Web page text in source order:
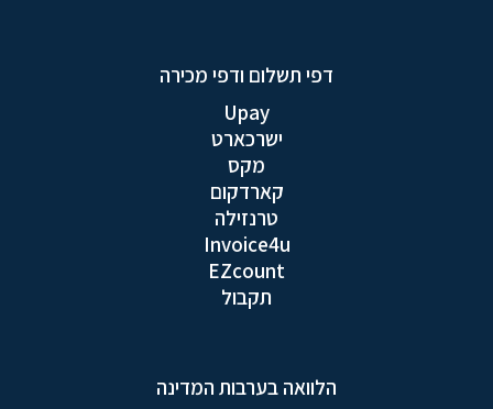
דפי תשלום ודפי מכירה
Upay
ישרכארט
מקס
קארדקום
טרנזילה
Invoice4u
EZcount
תקבול
הלוואה בערבות המדינה